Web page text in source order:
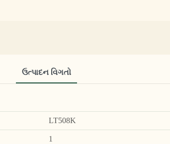
ઉત્પાદન વિગતો
LT508K
1